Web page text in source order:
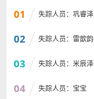
01 失踪人员：巩睿泽
02 失踪人员：雷歆韵
03 失踪人员：米辰泽
04 失踪人员：宝宝